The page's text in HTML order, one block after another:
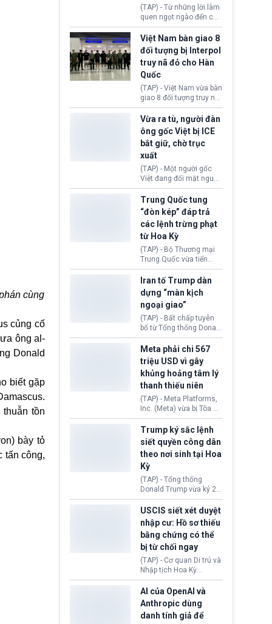
cùng
củng cố
ông al-
Donald
biết gặp
tồn
bày tỏ
tấn công,
(TAP) - Từ những lời làm
quen ngọt ngào đến các
“sàn vàng ảo”, bất động
sản trực tuyến cùng
đường dây đánh bạc quy
mô lớn, hai tổ chức tội
phạm xuyên quốc gia đã
dựng lên mạng lưới hoạt
động tại Việt Nam và
Lào, lôi kéo hàng nghìn
người tham gia, luân
chuyển dòng tiền qua
nhiều lớp tài khoản. Sau
hơn 2 tuần phối hợp truy
xét, lực lượng chức năng
hai nước đã bắt giữ 171
Việt Nam bàn giao 8
đối tượng bị Interpol
truy nã đỏ cho Hàn
Quốc
(TAP) - Việt Nam vừa bàn
giao 8 đối tượng truy nã
đỏ Interpol cho lực lượng
chức năng Hàn Quốc.
Nhóm này bị xác định
lừa đảo 619 nạn nhân,
chiếm đoạt hơn 17,7 tỷ
KRW.
Vừa ra tù, người đàn
ông gốc Việt bị ICE
bắt giữ, chờ trục
xuất
(TAP) - Một người gốc
Việt đang đối mặt nguy
cơ bị trục xuất khỏi Hoa
Kỳ sau khi đã chấp hành
xong bản án liên quan
đến tội ác từ hơn 30
năm trước tại California.
Trung Quốc tung
“đòn kép” đáp trả
các lệnh trừng phạt
từ Hoa Kỳ
(TAP) - Bộ Thương mại
Trung Quốc vừa tiến
hành áp đặt lệnh trừng
phạt lên hàng loạt thực
thể và siết chặt kiểm
soát xuất khẩu máy bay
không người lái (UAV)
sang Hoa Kỳ. Động thái
này nhằm đáp trả các
biện pháp hạn chế
thương mại, áp thuế mới
cùng lệnh cấm công
nghệ gần đây từ phía
Washington.
Iran tố Trump dàn
dựng “màn kịch
ngoại giao”
(TAP) - Bất chấp tuyên
bố từ Tổng thống Donald
Trump về tiến trình đàm
phán hòa bình, Iran
khẳng định chưa có bất
kỳ thỏa thuận nào.
Tehran cho rằng, Hoa Kỳ
chỉ đang dàn dựng “màn
kịch ngoại giao” để xoa
dịu căng thẳng.
Meta phải chi 567
triệu USD vì gây
khủng hoảng tâm lý
thanh thiếu niên
(TAP) - Meta Platforms,
Inc. (Meta) vừa bị Tòa án
bang New Mexico yêu
cầu đóng góp 567 triệu
USD vào một quỹ khắc
phục hậu quả. Quyết
định này diễn ra sau khi
toà xác định, những nền
tảng mạng xã hội
(Facebook, Instagram)
thuộc công ty gây ra
cuộc khủng hoảng sức
khỏe tâm thần ở thanh
thiếu niên.
Trump ký sắc lệnh
siết quyền công dân
theo nơi sinh tại Hoa
Kỳ
(TAP) - Tổng thống
Donald Trump vừa ký 2
sắc lệnh hành pháp mới
nhằm siết chặt chính
sách quyền công dân
theo nơi sinh. Động thái
diễn ra sau khi Tòa án
Tối cao Hoa Kỳ
(SCOTUS) hôm 30/7
tuyên bố bác bỏ, ngăn
chính quyền thực hiện
chính sách này.
USCIS siết xét duyệt
nhập cư: Hồ sơ thiếu
bằng chứng có thể
bị từ chối ngay
(TAP) - Cơ quan Di trú và
Nhập tịch Hoa Kỳ
(USCIS) vừa thay đổi quy
trình xét duyệt hồ sơ
nhập cư, trao quyền cho
viên chức từ chối ngay
những đơn không chứng
AI của OpenAI và
Anthropic dùng
danh tính giả để